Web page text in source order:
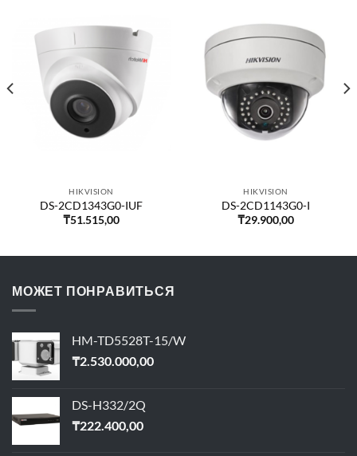
HIKVISION
DS-2CD1343G0-IUF
₸51.515,00
HIKVISION
DS-2CD1143G0-I
₸29.900,00
МОЖЕТ ПОНРАВИТЬСЯ
HM-TD5528T-15/W
₸2.530.000,00
DS-H332/2Q
₸222.400,00